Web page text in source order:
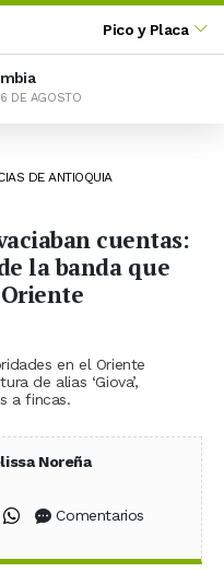
Pico y Placa
DE AGOSTO
DE ANTIOQUIA
cuentas:
la banda que
en el Oriente
de alias ‘Giova’,
a fincas.
Noreña
en Facebook
en X (Twitter)
Compartir en WhatsApp
Comentarios